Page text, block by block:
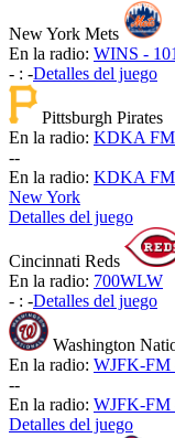
New York Mets
En la radio: WINS -
- : -Detalles del juego
Pittsburgh Pirates
En la radio: KDKA FM
--
En la radio: KDKA FM
New York
Detalles del juego
Cincinnati Reds
En la radio: 700WLW
- : -Detalles del juego
Washington
En la radio: WJFK-FM
--
En la radio: WJFK-FM
Detalles del juego